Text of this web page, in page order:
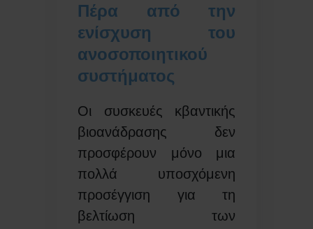
Πέρα από την
ενίσχυση του
ανοσοποιητικού
συστήματος
Οι συσκευές κβαντικής
βιοανάδρασης δεν
προσφέρουν μόνο μια
πολλά υποσχόμενη
προσέγγιση για τη
βελτίωση των